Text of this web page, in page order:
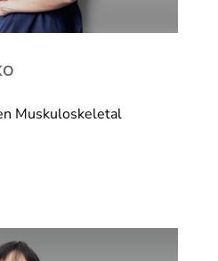
Muskuloskeletal